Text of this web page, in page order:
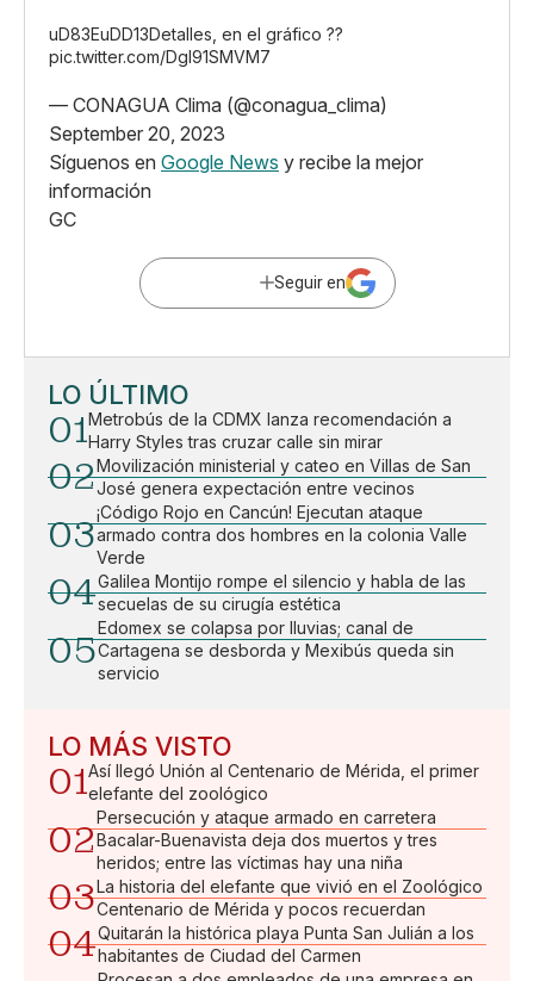
uD83EuDD13Detalles, en el gráfico ??
pic.twitter.com/DgI91SMVM7
— CONAGUA Clima (@conagua_clima)
September 20, 2023
Síguenos en Google News y recibe la mejor
información
GC
Seguir en
LO ÚLTIMO
01Metrobús de la CDMX lanza recomendación a
Harry Styles tras cruzar calle sin mirar
02Movilización ministerial y cateo en Villas de San
José genera expectación entre vecinos
03
¡Código Rojo en Cancún! Ejecutan ataque
armado contra dos hombres en la colonia Valle
Verde
04Galilea Montijo rompe el silencio y habla de las
secuelas de su cirugía estética
05
Edomex se colapsa por lluvias; canal de
Cartagena se desborda y Mexibús queda sin
servicio
LO MÁS VISTO
01Así llegó Unión al Centenario de Mérida, el primer
elefante del zoológico
02
Persecución y ataque armado en carretera
Bacalar-Buenavista deja dos muertos y tres
heridos; entre las víctimas hay una niña
03La historia del elefante que vivió en el Zoológico
Centenario de Mérida y pocos recuerdan
04Quitarán la histórica playa Punta San Julián a los
habitantes de Ciudad del Carmen